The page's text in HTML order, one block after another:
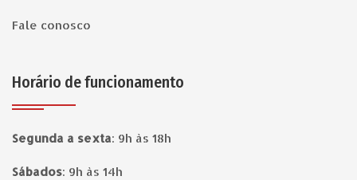
Fale conosco
Horário de funcionamento
Segunda a sexta: 9h às 18h
Sábados: 9h às 14h